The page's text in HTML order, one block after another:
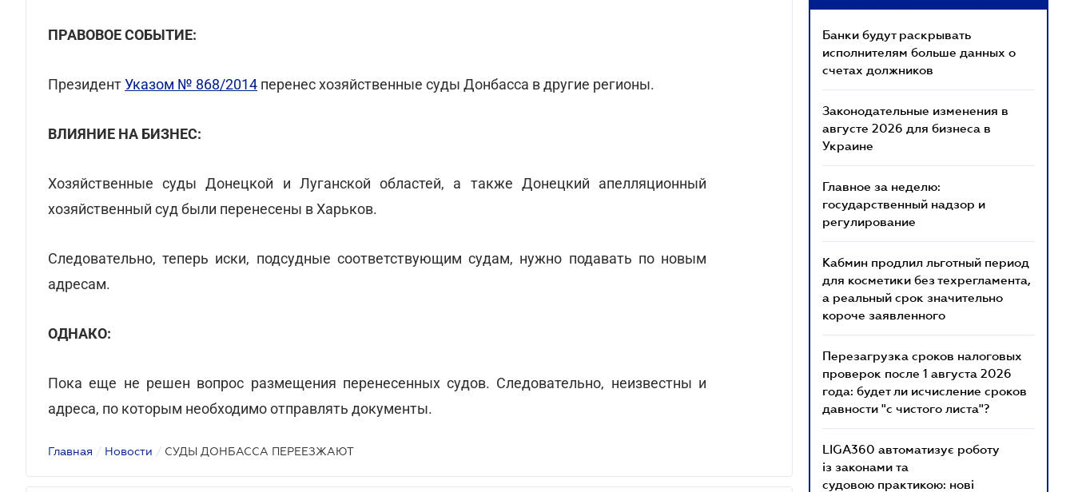
ПРАВОВОЕ СОБЫТИЕ:
ПрезидентУказом № 868/2014 перенес хозяйственные суды Донбасса в другие регионы.
ВЛИЯНИЕ НА БИЗНЕС:
Хозяйственные суды Донецкой и Луганской областей, а также Донецкий апелляционный
хозяйственный суд были перенесены в Харьков.
Следовательно, теперь иски, подсудные соответствующим судам, нужно подавать по новым
адресам.
ОДНАКО:
Пока еще не решен вопрос размещения перенесенных судов. Следовательно, неизвестны и
адреса, по которым необходимо отправлять документы.
Главная / Новости / СУДЫ ДОНБАССА ПЕРЕЕЗЖАЮТ
Банки будут раскрывать
исполнителям больше данных о
счетах должников
Законодательные изменения в
августе 2026 для бизнеса в
Украине
Главное за неделю:
государственный надзор и
регулирование
Кабмин продлил льготный период
для косметики без техрегламента,
а реальный срок значительно
короче заявленного
Перезагрузка сроков налоговых
проверок после 1 августа 2026
года: будет ли исчисление сроков
давности "с чистого листа"?
LIGA360 автоматизує роботу
із законами та
судовою практикою: нові